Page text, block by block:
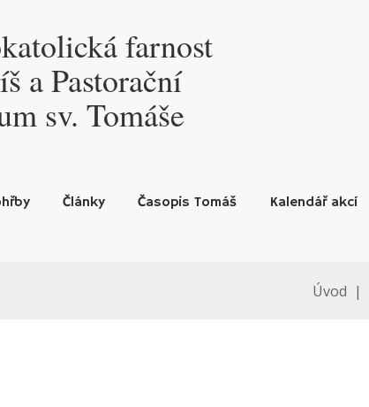
farnost
a Pastorační
sv. Tomáše
Články Časopis Tomáš Kalendář akcí
Úvod |